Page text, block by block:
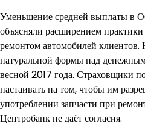
Уменьшение средней выплаты в
объясняли расширением
ремонтом автомобилей
натуральной формы над
весной 2017 года. Страховщики
настаивать на том, чтобы им
употреблении запчасти при
Центробанк не даёт согласия.